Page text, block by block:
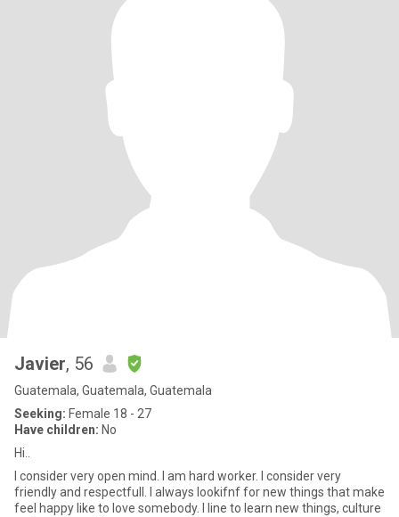
Javier, 56
Guatemala, Guatemala, Guatemala
Seeking: Female 18 - 27
Have children: No
Hi..
I consider very open mind. I am hard worker. I consider very
friendly and respectfull. I always lookifnf for new things that make
feel happy like to love somebody. I line to learn new things, culture